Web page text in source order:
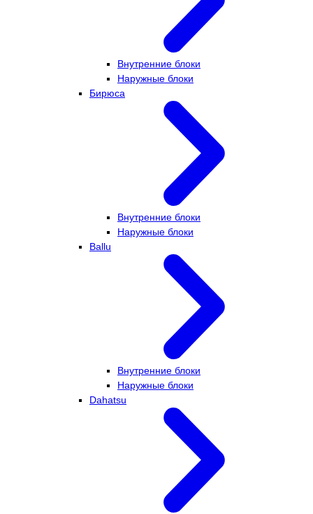
Внутренние блоки
Наружные блоки
Бирюса
Внутренние блоки
Наружные блоки
Ballu
Внутренние блоки
Наружные блоки
Dahatsu